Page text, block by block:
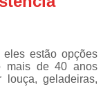
Refrigerador
Assistencia Tecnica
estão opções
mais de 40 anos
geladeiras,